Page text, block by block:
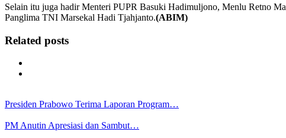
Selain itu juga hadir Menteri PUPR Basuki Hadimuljono, Menlu Retno
Panglima TNI Marsekal Hadi Tjahjanto.(ABIM)
Related posts
Presiden Prabowo Terima Laporan Program…
PM Anutin Apresiasi dan Sambut…